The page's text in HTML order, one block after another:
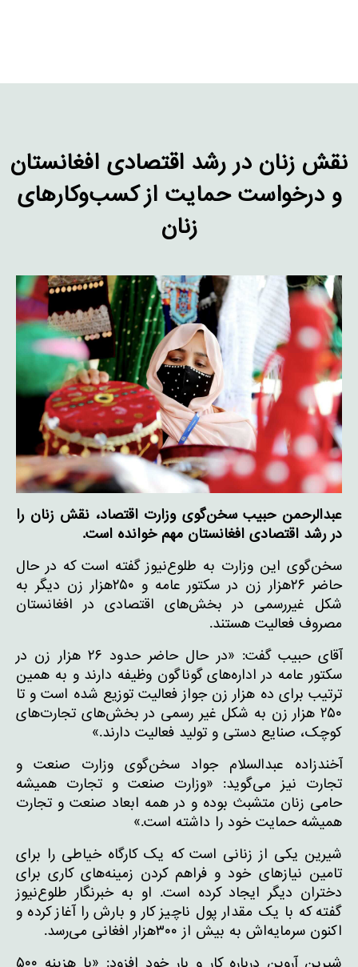
نقش زنان در رشد اقتصادی افغانستان
و درخواست حمایت از کسب‌وکارهای
زنان
عبدالرحمن حبیب سخن‌گوی وزارت اقتصاد، نقش زنان را
در رشد اقتصادی افغانستان مهم ‌خوانده است.
سخن‌گوی این وزارت به طلوع‌نیوز گفته است که در حال
حاضر ۲۶هزار زن در سکتور عامه و ۲۵۰هزار زن دیگر به
شکل غیررسمی در بخش‌های اقتصادی در افغانستان
مصروف فعالیت هستند.
آقای حبیب گفت: «در حال حاضر حدود ۲۶ هزار زن در
سکتور عامه در اداره‌های گوناگون وظیفه دارند و به همین
ترتیب برای ده هزار زن جواز فعالیت توزیع شده است و تا
۲۵۰ هزار زن به شکل غیر رسمی در بخش‌های تجارت‌های
کوچک، صنایع دستی و تولید فعالیت دارند.»
آخندزاده عبدالسلام جواد سخن‌گوی وزارت صنعت و
تجارت نیز می‌گوید: «وزارت صنعت و تجارت همیشه
حامی زنان متشبث بوده و در همه ابعاد صنعت و تجارت
همیشه حمایت خود را داشته است.»
شیرین یکی از زنانی است که یک کارگاه خیاطی را برای
تامین نیازهای خود و فراهم کردن زمینه‌های کاری برای
دختران دیگر ایجاد کرده است. او به خبرنگار طلوع‌نیوز
گفته که با یک مقدار پول ناچیز کار و بارش را آغاز کرده و
اکنون سرمایه‌اش به بیش از ۳۰۰هزار افغانی می‌رسد.